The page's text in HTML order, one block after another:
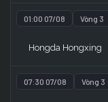
01:00 07/08 Vòng 3
Hongda Hongxing
07:30 07/08 Vòng 3